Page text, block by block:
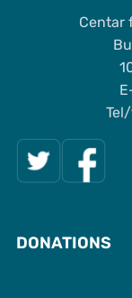
Centar
DONATIONS